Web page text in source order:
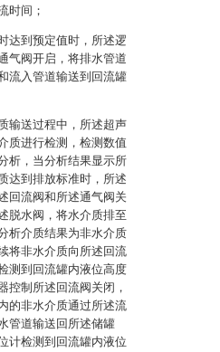
时间；
达到预定值时，所述逻
气阀开启，将排水管道
流入管道输送到回流罐
输送过程中，所述超声
质进行检测，检测数值
析，当分析结果显示所
达到排放标准时，所述
回流阀和所述通气阀关
脱水阀，将水介质排至
析介质结果为非水介质
将非水介质向所述回流
测到回流罐内液位高度
控制所述回流阀关闭，
的非水介质通过所述流
管道输送回所述储罐
计检测到回流罐内液位